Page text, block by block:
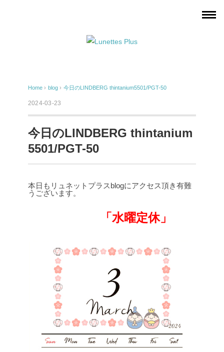
Home › blog › 今日のLINDBERG thintanium5501/PGT-50
2024-03-23
今日のLINDBERG thintanium
5501/PGT-50
本日もリュネットプラスblogにアクセス頂き有難
うございます。
「水曜定休」